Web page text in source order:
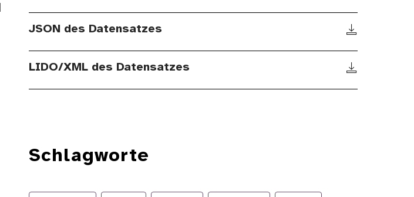
JSON des Datensatzes
LIDO/XML des Datensatzes
Schlagworte